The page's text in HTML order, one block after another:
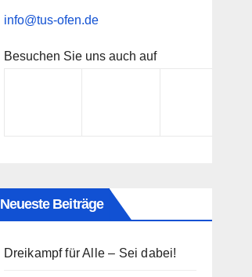
info@tus-ofen.de
Besuchen Sie uns auch auf
Neueste Beiträge
Dreikampf für Alle – Sei dabei!